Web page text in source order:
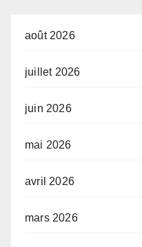
août 2026
juillet 2026
juin 2026
mai 2026
avril 2026
mars 2026